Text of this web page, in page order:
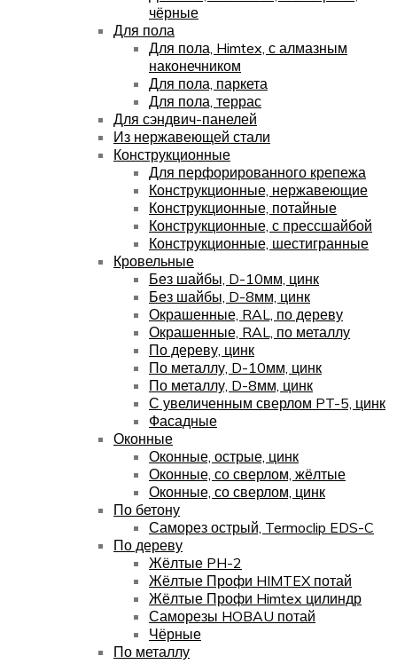
чёрные
Для пола
Для пола, Himtex, с алмазным
наконечником
Для пола, паркета
Для пола, террас
Для сэндвич-панелей
Из нержавеющей стали
Конструкционные
Для перфорированного крепежа
Конструкционные, нержавеющие
Конструкционные, потайные
Конструкционные, с прессшайбой
Конструкционные, шестигранные
Кровельные
Без шайбы, D-10мм, цинк
Без шайбы, D-8мм, цинк
Окрашенные, RAL, по дереву
Окрашенные, RAL, по металлу
По дереву, цинк
По металлу, D-10мм, цинк
По металлу, D-8мм, цинк
С увеличенным сверлом PT-5, цинк
Фасадные
Оконные
Оконные, острые, цинк
Оконные, со сверлом, жёлтые
Оконные, со сверлом, цинк
По бетону
Саморез острый, Termoclip EDS-C
По дереву
Жёлтые PH-2
Жёлтые Профи HIMTEX потай
Жёлтые Профи Himtex цилиндр
Саморезы HOBAU потай
Чёрные
По металлу